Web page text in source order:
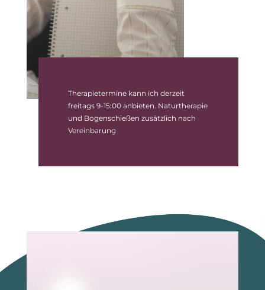
Therapietermine kann ich derzeit
freitags 9-15:00 anbieten. Naturtherapie
und Bogenschießen zusätzlich nach
Vereinbarung